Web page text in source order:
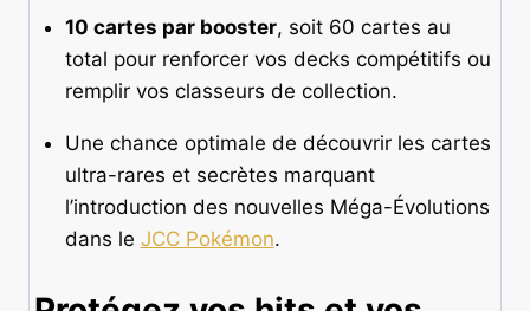
10 cartes par booster, soit 60 cartes au
total pour renforcer vos decks compétitifs ou
remplir vos classeurs de collection.
Une chance optimale de découvrir les cartes
ultra-rares et secrètes marquant
l’introduction des nouvelles Méga-Évolutions
dans le JCC Pokémon.